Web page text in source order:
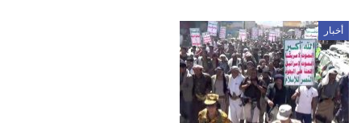
أخبار